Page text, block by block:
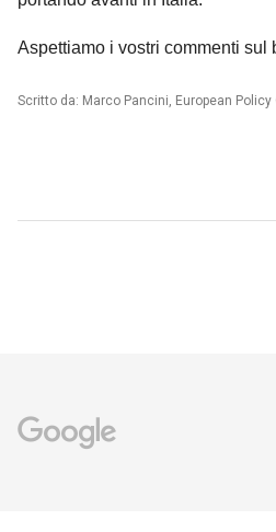
Aspettiamo i vostri commenti sul
Scritto da: Marco Pancini, European Policy